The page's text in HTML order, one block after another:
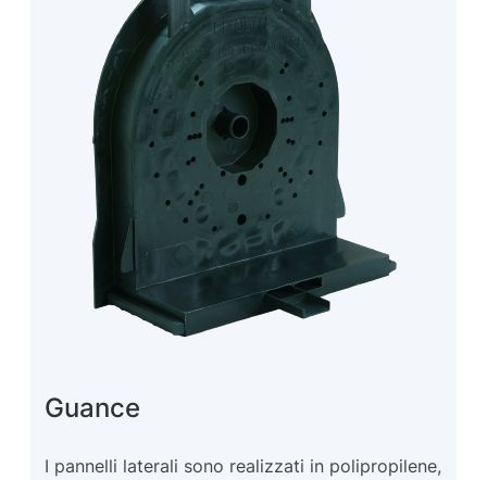
Guance
I pannelli laterali sono realizzati in polipropilene,